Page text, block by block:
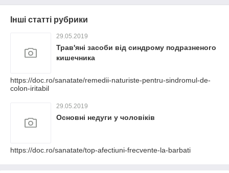
Інші статті рубрики
29.05.2019
Трав'яні засоби від синдрому подразненого
кишечника
https://doc.ro/sanatate/remedii-naturiste-pentru-sindromul-de-
colon-iritabil
29.05.2019
Основні недуги у чоловіків
https://doc.ro/sanatate/top-afectiuni-frecvente-la-barbati